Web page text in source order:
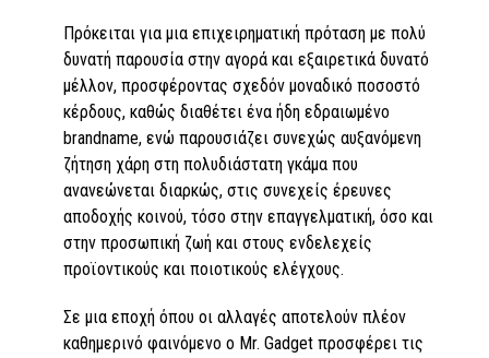
Πρόκειται για µια επιχειρηµατική πρόταση µε πολύ
δυνατή παρουσία στην αγορά και εξαιρετικά δυνατό
µέλλον, προσφέροντας σχεδόν μοναδικό ποσοστό
κέρδους, καθώς διαθέτει ένα ήδη εδραιωμένο
brandname, ενώ παρουσιάζει συνεχώς αυξανόµενη
ζήτηση χάρη στη πολυδιάστατη γκάμα που
ανανεώνεται διαρκώς, στις συνεχείς έρευνες
αποδοχής κοινού, τόσο στην επαγγελματική, όσο και
στην προσωπική ζωή και στους ενδελεχείς
προϊοντικούς και ποιοτικούς ελέγχους.
Σε μια εποχή όπου οι αλλαγές αποτελούν πλέον
καθημερινό φαινόμενο ο Mr. Gadget προσφέρει τις